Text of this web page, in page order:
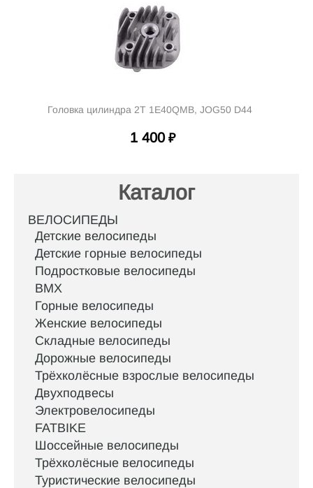
Головка цилиндра 2Т 1E40QMB, JOG50 D44
1 400 ₽
Каталог
ВЕЛОСИПЕДЫ
Детские велосипеды
Детские горные велосипеды
Подростковые велосипеды
BMX
Горные велосипеды
Женские велосипеды
Складные велосипеды
Дорожные велосипеды
Трёхколёсные взрослые велосипеды
Двухподвесы
Электровелосипеды
FATBIKE
Шоссейные велосипеды
Трёхколёсные велосипеды
Туристические велосипеды